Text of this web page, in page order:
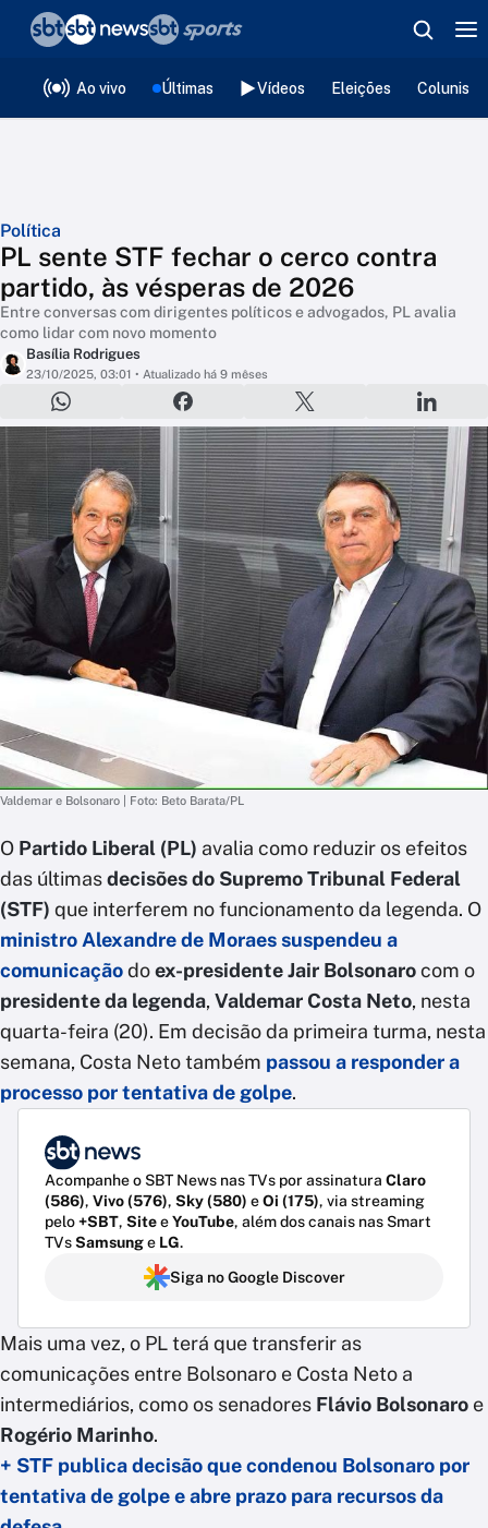
Ao vivo Últimas Vídeos Eleições
Política
PL sente STF fechar o cerco contra
partido, às vésperas de 2026
Entre conversas com dirigentes políticos e advogados, PL avalia
como lidar com novo momento
Basília Rodrigues
23/10/2025, 03:01 • Atualizado há 9 mêses
Valdemar e Bolsonaro | Foto: Beto Barata/PL
O Partido Liberal (PL) avalia como reduzir os efeitos
das últimasdecisões do Supremo Tribunal Federal
(STF) que interferem no funcionamento da legenda. O
ministro Alexandre de Moraessuspendeu a
comunicaçãodoex-presidente Jair Bolsonarocom o
presidente da legenda, Valdemar Costa Neto, nesta
quarta-feira (20). Em decisão da primeira turma, nesta
semana, Costa Neto também passou a responder a
processo portentativa de golpe.
Acompanhe o SBT News nas TVs por assinatura Claro
(586), Vivo (576), Sky (580) eOi (175), via streaming
pelo+SBT, SiteeYouTube, além dos canais nas Smart
TVsSamsunge LG.
Siga no Google Discover
Mais uma vez, o PL terá que transferir as
comunicações entre Bolsonaro e Costa Neto a
intermediários, como os senadores Flávio Bolsonaro e
Rogério Marinho.
+ STF publica decisão que condenou Bolsonaro por
tentativa de golpe e abre prazo para recursos da
❮voltar
Editorias